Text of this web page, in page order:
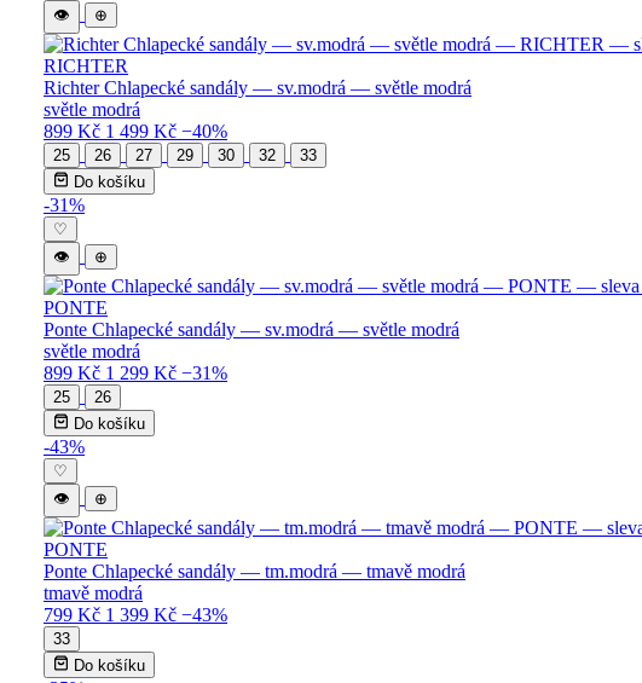
👁
⊕
RICHTER
Richter Chlapecké sandály — sv.modrá — světle modrá
světle modrá
899 Kč 1 499 Kč −40%
25 26 27 29 30 32
33
Do košíku
-31%
♡
👁
⊕
PONTE
Ponte Chlapecké sandály — sv.modrá — světle modrá
světle modrá
899 Kč 1 299 Kč −31%
25
26
Do košíku
-43%
♡
👁
⊕
PONTE
Ponte Chlapecké sandály — tm.modrá — tmavě modrá
tmavě modrá
799 Kč 1 399 Kč −43%
33
Do košíku